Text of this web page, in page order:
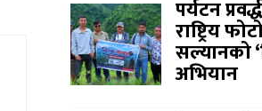
पर्यटन
राष्ट्रिय
सल्यानको
अभियान